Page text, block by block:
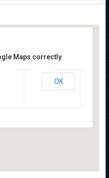
Maps correctly.
OK